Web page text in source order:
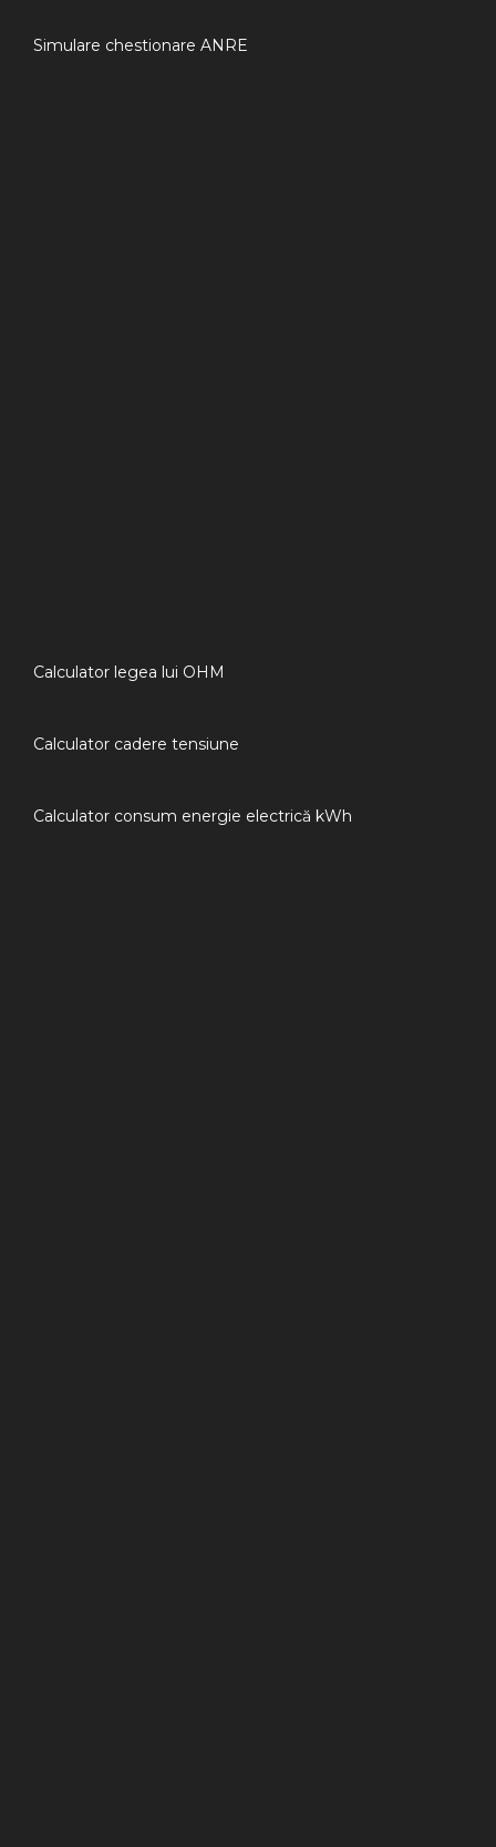
Simulare chestionare ANRE
Calculator legea lui OHM
Calculator cadere tensiune
Calculator consum energie electrică kWh